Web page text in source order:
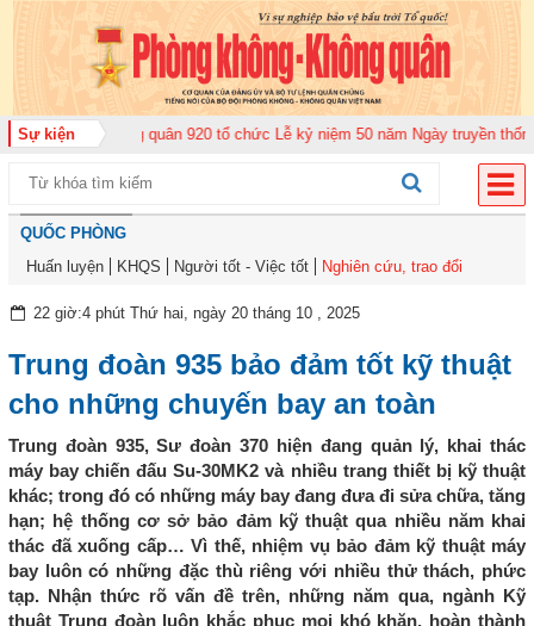
Sự kiện
đoàn Không quân 920 tổ chức Lễ kỷ niệm 50 năm Ngày truyền thống
QUỐC PHÒNG
Huấn luyện
KHQS Người tốt - Việc tốt Nghiên cứu, trao đổi
22 giờ:4 phút Thứ hai, ngày 20 tháng 10 , 2025
Trung đoàn 935 bảo đảm tốt kỹ thuật
cho những chuyến bay an toàn
Trung đoàn 935, Sư đoàn 370 hiện đang quản lý, khai thác
máy bay chiến đấu Su-30MK2 và nhiều trang thiết bị kỹ thuật
khác; trong đó có những máy bay đang đưa đi sửa chữa, tăng
hạn; hệ thống cơ sở bảo đảm kỹ thuật qua nhiều năm khai
thác đã xuống cấp… Vì thế, nhiệm vụ bảo đảm kỹ thuật máy
bay luôn có những đặc thù riêng với nhiều thử thách, phức
tạp. Nhận thức rõ vấn đề trên, những năm qua, ngành Kỹ
thuật Trung đoàn luôn khắc phục mọi khó khăn, hoàn thành